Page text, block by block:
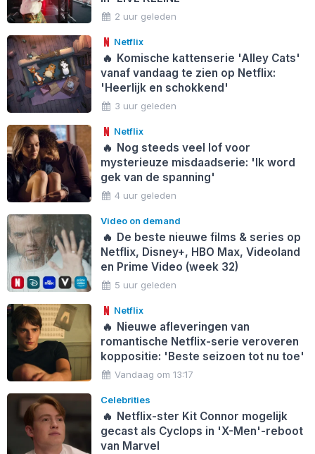
2 uur geleden
Netflix
🔥 Komische kattenserie 'Alley Cats'
vanaf vandaag te zien op Netflix:
'Heerlijk en schokkend'
3 uur geleden
Netflix
🔥 Nog steeds veel lof voor
mysterieuze misdaadserie: 'Ik word
gek van de spanning'
4 uur geleden
Video on demand
🔥 De beste nieuwe films & series op
Netflix, Disney+, HBO Max, Videoland
en Prime Video (week 32)
5 uur geleden
Netflix
🔥 Nieuwe afleveringen van
romantische Netflix-serie veroveren
koppositie: 'Beste seizoen tot nu toe'
Vandaag om 13:17
Celebrities
🔥 Netflix-ster Kit Connor mogelijk
gecast als Cyclops in 'X-Men'-reboot
van Marvel